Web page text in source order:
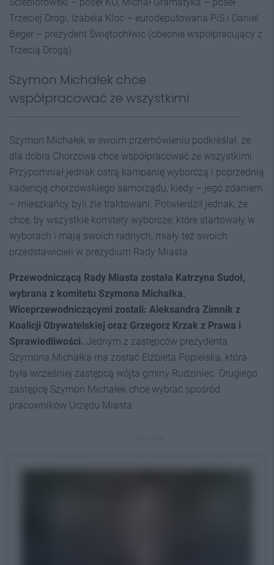
Trzeciej Drogi, Izabela Kloc – eurodeputowana PiS i Daniel
Beger – prezydent Świętochłwic (obecnie współpracujący z
Trzecią Drogą).
Szymon Michałek chce
współpracować ze wszystkimi
Szymon Michałek w swoim przemówieniu podkreślał, że
dla dobra Chorzowa chce współpracować ze wszystkimi.
Przypomniał jednak ostrą kampanię wyborczą i poprzednią
kadencję chorzowskiego samorządu, kiedy – jego zdaniem
– mieszkańcy byli źle traktowani. Potwierdził jednak, że
chce, by wszystkie komitety wyborcze, które startowały w
wyborach i mają swoich radnych, miały też swoich
przedstawicieli w prezydium Rady Miasta.
Przewodniczącą Rady Miasta została Katrzyna Sudoł,
wybrana z komitetu Szymona Michałka.
Wiceprzewodniczącymi zostali: Aleksandra Zimnik z
Koalicji Obywatelskiej oraz Grzegorz Krzak z Prawa i
Sprawiedliwości. Jednym z zastępców prezydenta
Szymona Michałka ma zostać Elżbieta Popielska, która
była wcześniej zastępcą wójta gminy Rudziniec. Drugiego
zastępcę Szymon Michałek chce wybrać spośród
pracowników Urzędu Miasta.